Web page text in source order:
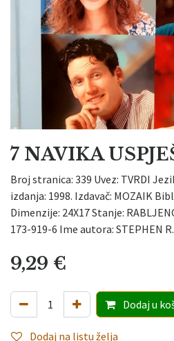
7 NAVIKA
Broj stranica: 339 Uvez: TVRDI
izdanja: 1998. Izdavač: MOZAIK
Dimenzije: 24X17 Stanje:
173-919-6 Ime autora: STEPHEN R.
9,29 €
Dodaju
Dodaj na listu želja